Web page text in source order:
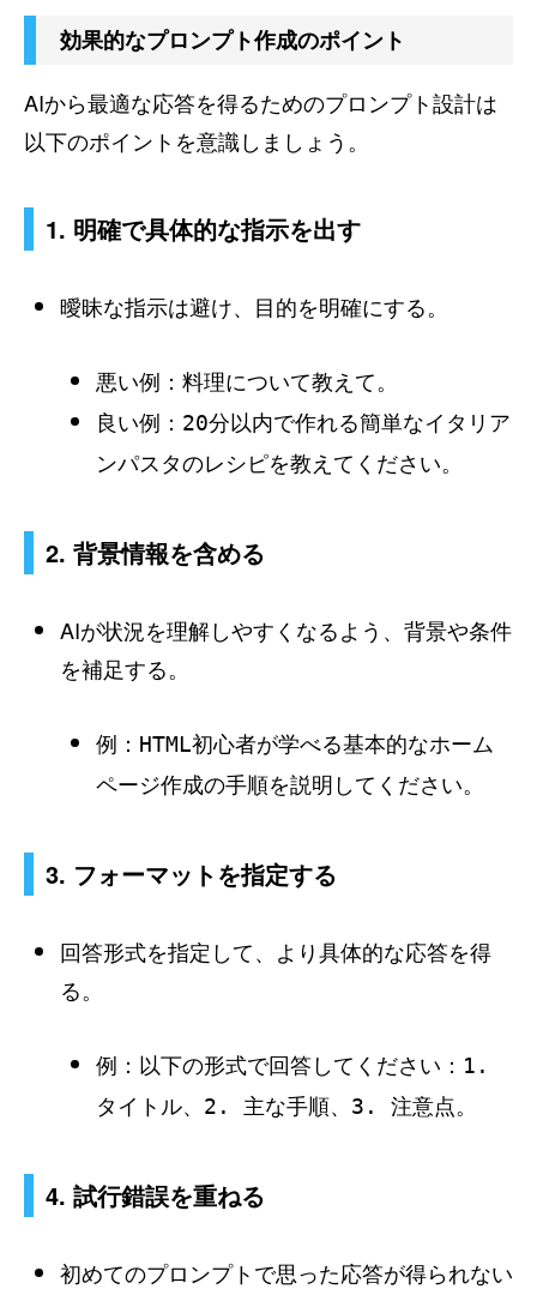
効果的なプロンプト作成のポイント
AIから最適な応答を得るためのプロンプト設計は
以下のポイントを意識しましょう。
1. 明確で具体的な指示を出す
曖昧な指示は避け、目的を明確にする。
悪い例： 料理について教えて。
良い例： 20分以内で作れる簡単なイタリア
ンパスタのレシピを教えてください。
2. 背景情報を含める
AIが状況を理解しやすくなるよう、背景や条件
を補足する。
例： HTML初心者が学べる基本的なホーム
ページ作成の手順を説明してください。
3. フォーマットを指定する
回答形式を指定して、より具体的な応答を得
る。
例： 以下の形式で回答してください：1.
タイトル、2. 主な手順、3. 注意点。
4. 試行錯誤を重ねる
初めてのプロンプトで思った応答が得られない